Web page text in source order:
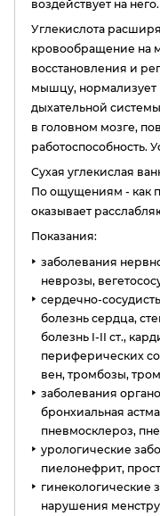
воздействует на него.
Углекислота
кровообращение на
восстановления и
мышцу, нормализует
дыхательной
в головном мозге,
работоспособность.
Сухая углекислая
По ощущениям - как
оказывает
Показания:
заболевания
неврозы,
сердечно-
болезнь сердца,
болезнь I-II ст.,
периферических
вен, тромбозы,
заболевания
бронхиальная
пневмосклероз,
урологические
пиелонефрит,
гинекологические
нарушения